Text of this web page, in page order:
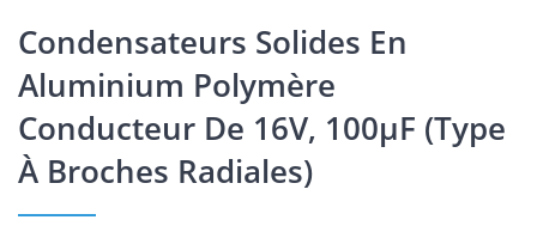
Condensateurs Solides En
Aluminium Polymère
Conducteur De 16V, 100μF (type
À Broches Radiales)